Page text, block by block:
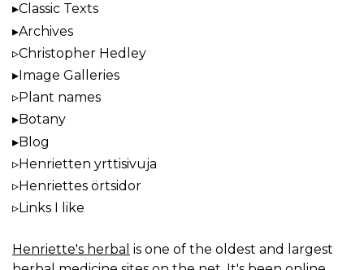
Classic Texts
Archives
Christopher Hedley
Image Galleries
Plant names
Botany
Blog
Henrietten yrttisivuja
Henriettes örtsidor
Links I like
Henriette's herbal is one of the oldest and largest